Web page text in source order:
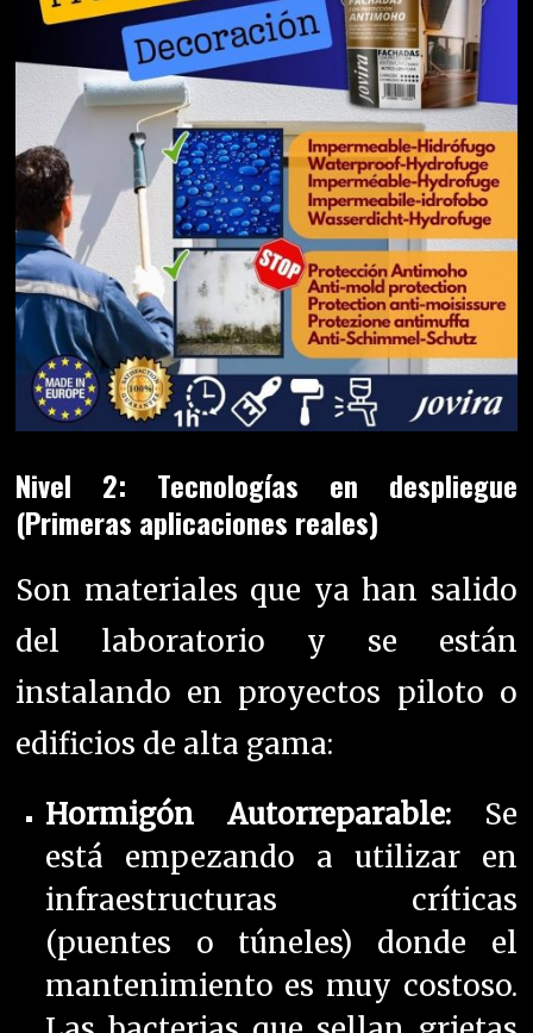
Nivel 2: Tecnologías en despliegue
(Primeras aplicaciones reales)
Son materiales que ya han salido
del laboratorio y se están
instalando en proyectos piloto o
edificios de alta gama:
Hormigón Autorreparable:Se
está empezando a utilizar en
infraestructuras críticas
(puentes o túneles) donde el
mantenimiento es muy costoso.